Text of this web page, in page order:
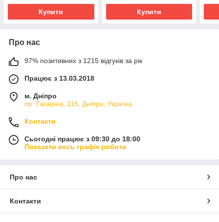
Купити Купити
Про нас
97% позитивних з 1215 відгуків за рік
Працює з 13.03.2018
м. Дніпро
пр. Гагаріна, 115, Дніпро, Україна
Контакти
Сьогодні працює з 09:30 до 18:00
Показати весь графік роботи
Про нас
Контакти